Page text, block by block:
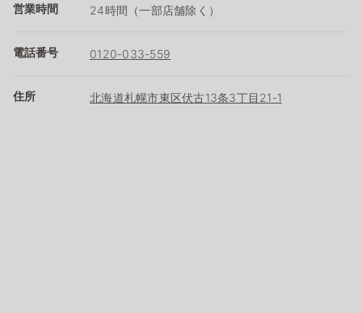
営業時間 24時間（一部店舗除く）
電話番号 0120-033-559
住所 北海道札幌市東区伏古13条3丁目21-1